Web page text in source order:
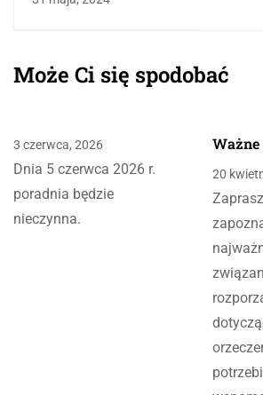
Może Ci się spodobać
3 czerwca, 2026
Dnia 5 czerwca 2026 r.
poradnia będzie
nieczynna.
20